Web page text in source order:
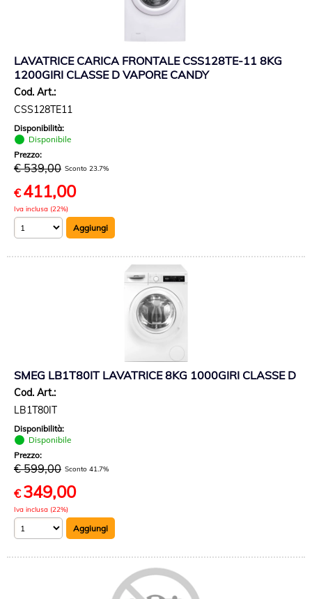
LAVATRICE CARICA FRONTALE CSS128TE-11 8KG
1200GIRI CLASSE D VAPORE CANDY
Cod. Art.:
CSS128TE11
Disponibilità:
Disponibile
Prezzo:
€ 539,00 Sconto 23.7%
€ 411,00
Iva inclusa (22%)
SMEG LB1T80IT LAVATRICE 8KG 1000GIRI CLASSE D
Cod. Art.:
LB1T80IT
Disponibilità:
Disponibile
Prezzo:
€ 599,00 Sconto 41.7%
€ 349,00
Iva inclusa (22%)